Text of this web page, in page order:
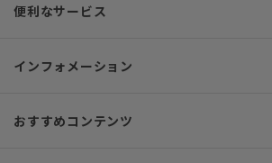
便利なサービス
インフォメーション
おすすめコンテンツ